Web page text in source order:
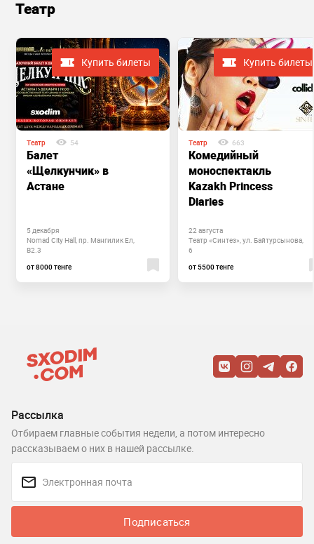
Театр
Купить билеты
Театр 54
Балет
«Щелкунчик» в
Астане
5 декабря
Nomad City Hall, пр. Мангилик Ел,
B2.3
от 8000 тенге
Купить билеты
Театр 663
Комедийный
моноспектакль
Kazakh Princess
Diaries
22 августа
Театр «Синтез», ул. Байтурсынова,
6
от 5500 тенге
Рассылка
Отбираем главные события недели, а потом интересно
рассказываем о них в нашей рассылке.
Подписаться